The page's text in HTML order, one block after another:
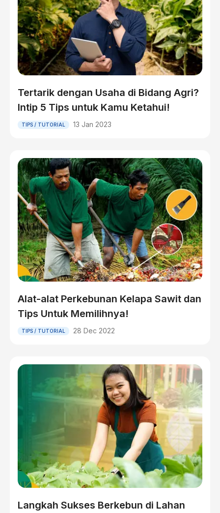
Tertarik dengan Usaha di Bidang Agri?
Intip 5 Tips untuk Kamu Ketahui!
TIPS / TUTORIAL 13 Jan 2023
Alat-alat Perkebunan Kelapa Sawit dan
Tips Untuk Memilihnya!
TIPS / TUTORIAL 28 Dec 2022
Langkah Sukses Berkebun di Lahan